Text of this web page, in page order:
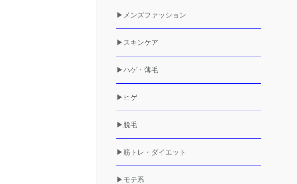
▶メンズファッション
▶スキンケア
▶ハゲ・薄毛
▶ヒゲ
▶脱毛
▶筋トレ・ダイエット
▶モテ系